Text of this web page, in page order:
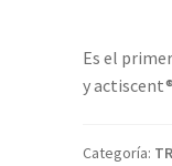
300ml
cantidad
Es el
y
Categoría: